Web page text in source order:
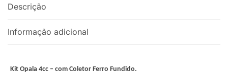
Descrição
Informação adicional
Kit Opala 4cc – com Coletor Ferro Fundido.